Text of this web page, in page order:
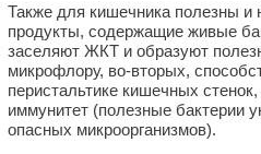
Также для кишечника полезны
продукты, содержащие живые
заселяют ЖКТ и образуют
микрофлору, во-вторых,
перистальтике кишечных
иммунитет (полезные бактерии
опасных микроорганизмов).